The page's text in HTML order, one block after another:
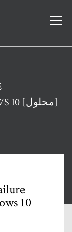
(NVLDDMKM.SYS) على WINDOWS 10 [محلول]